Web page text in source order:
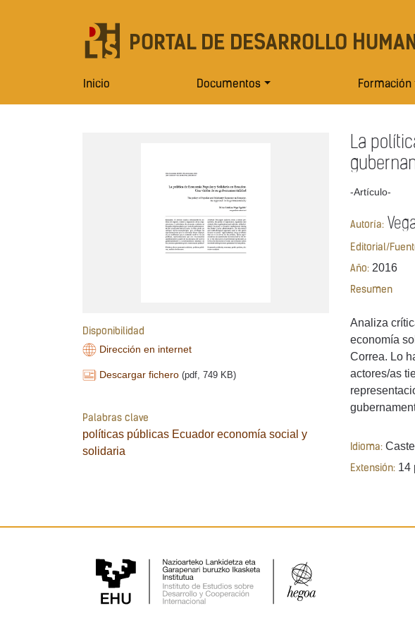
PORTAL DE DESARROLLO
Inicio Documentos Formación
Disponibilidad
Dirección en internet
Descargar fichero (pdf, 749 KB)
Palabras clave
políticas públicas Ecuador economía social y
solidaria
La
-Artículo-
Autoría:
Editorial/
Año: 2016
Resumen
Analiza
economía
Correa. Lo
actores/as
Idioma:
Extensión: 14